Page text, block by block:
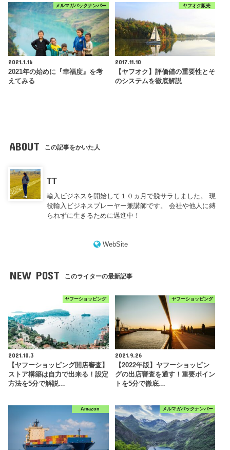
メルマガバックナンバー
2021.1.16
2021年の始めに『幸福度』を考
えてみる
ヤフオク販売
2017.11.10
【ヤフオク】評価値の重要性とそ
のシステムを徹底解説
ABOUT この記事をかいた人
TT
輸入ビジネスを開始して１０ヵ月で脱サラしました。 現
役輸入ビジネスプレーヤー兼講師です。 会社や他人に縛
られずに生きるために邁進中！
WebSite
NEW POST このライターの最新記事
ヤフーショッピング
2021.10.3
【ヤフーショッピング開店審査】
ストア構築は自力で出来る！設定
方法を5分で解説…
ヤフーショッピング
2021.9.26
【2022年版】ヤフーショッピン
グの出店審査を通す！重要ポイン
トを5分で徹底…
Amazon メルマガバックナンバー